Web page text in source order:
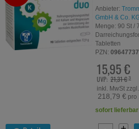
Anbieter:
GmbH & Co.
Menge: 90 St/
Tabletten
PZN: 09647737
15,95 €
UVP: 21,31 €³
inkl. MwSt
218,79 € pro
sofort lieferbar